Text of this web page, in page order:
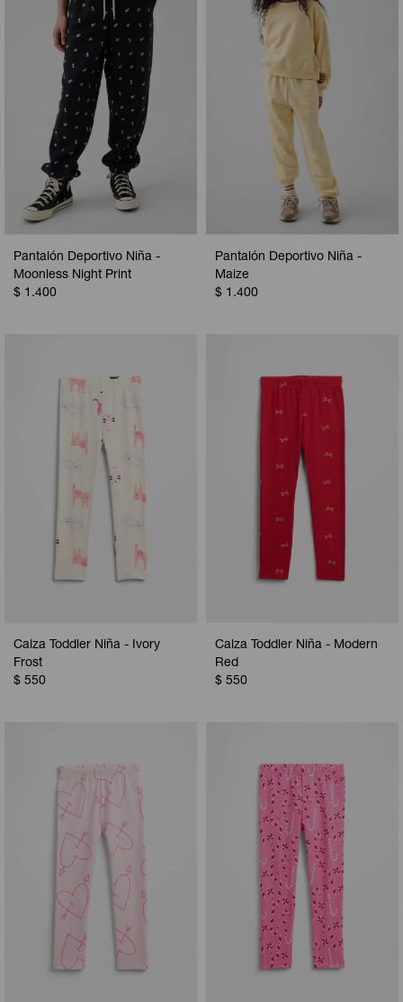
Pantalón Deportivo Niña -
Moonless Night Print
$ 1.400
Pantalón Deportivo Niña -
Maize
$ 1.400
Calza Toddler Niña - Ivory
Frost
$ 550
Calza Toddler Niña - Modern
Red
$ 550
Camperas
Musculosas
Shorts
Vestidos y polleras
Pijamas
Calzas
Camperas
Chalecos
Shorts
Ropa interior
Polos
Camperas
Chalecos
Ropa interior
Pijamas
Camperas
Pijamas
Sets
Sets